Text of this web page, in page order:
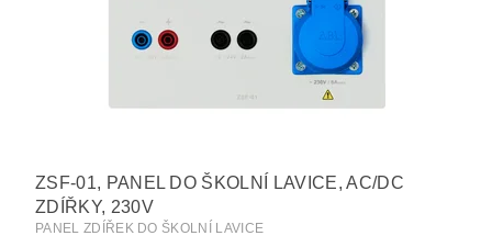
ZSF-01, PANEL DO ŠKOLNÍ LAVICE, AC/DC
ZDÍŘKY, 230V
PANEL ZDÍŘEK DO ŠKOLNÍ LAVICE